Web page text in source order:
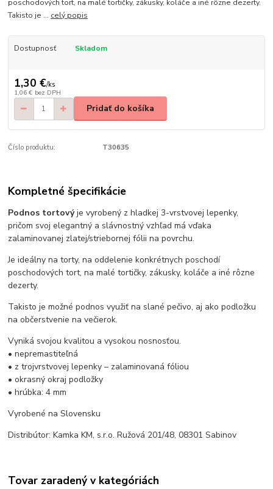
poschodových tort, na malé tortičky, zákusky, koláče a iné rôzne dezerty.
Takisto je ... celý popis
Dostupnosť Skladom
1,30 €/ks
1,06 € bez DPH
Pridať do košíka
Číslo produktu: T30635
Kompletné špecifikácie
Podnos tortovýje vyrobený z hladkej 3-vrstvovej lepenky,
pričom svoj elegantný a slávnostný vzhľad má vďaka
zalaminovanej zlatej/striebornej fólii na povrchu.
Je ideálny na torty, na oddelenie konkrétnych poschodí
poschodových tort, na malé tortičky, zákusky, koláče a iné rôzne
dezerty.
Takisto je možné podnos využiť na slané pečivo, aj ako podložku
na občerstvenie na večierok.
Vyniká svojou kvalitou a vysokou nosnosťou.
• nepremastiteľná
• z trojvrstvovej lepenky – zalaminovaná fóliou
• okrasný okraj podložky
• hrúbka: 4 mm
Vyrobené na Slovensku
Distribútor: Kamka KM, s.r.o. Ružová 201/48, 08301 Sabinov
Tovar zaradený v kategóriách